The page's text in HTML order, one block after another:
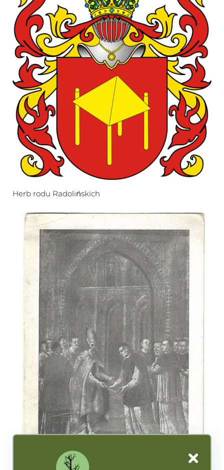
Herb rodu Radolińskich